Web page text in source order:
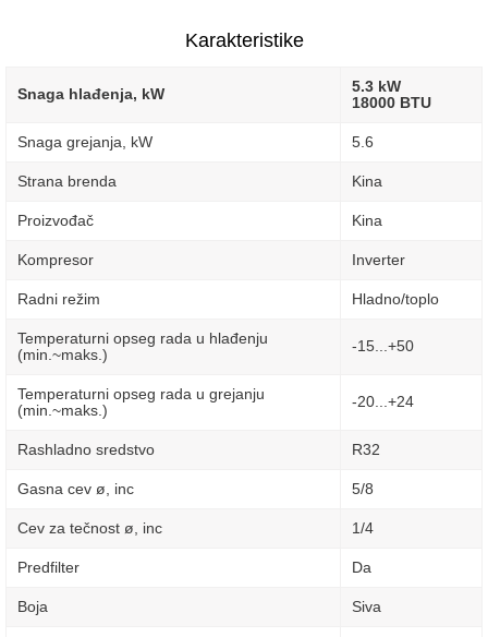
Karakteristike
Snaga hlađenja, kW
5.3 kW
18000 BTU
Snaga grejanja, kW 5.6
Strana brenda Kina
Proizvođač Kina
Kompresor Inverter
Radni režim Hladno/toplo
Temperaturni opseg rada u hlađenju
(min.~maks.)
-15...+50
Temperaturni opseg rada u grejanju
(min.~maks.)
-20...+24
Rashladno sredstvo R32
Gasna cev ø, inc 5/8
Cev za tečnost ø, inc 1/4
Predfilter Da
Boja Siva